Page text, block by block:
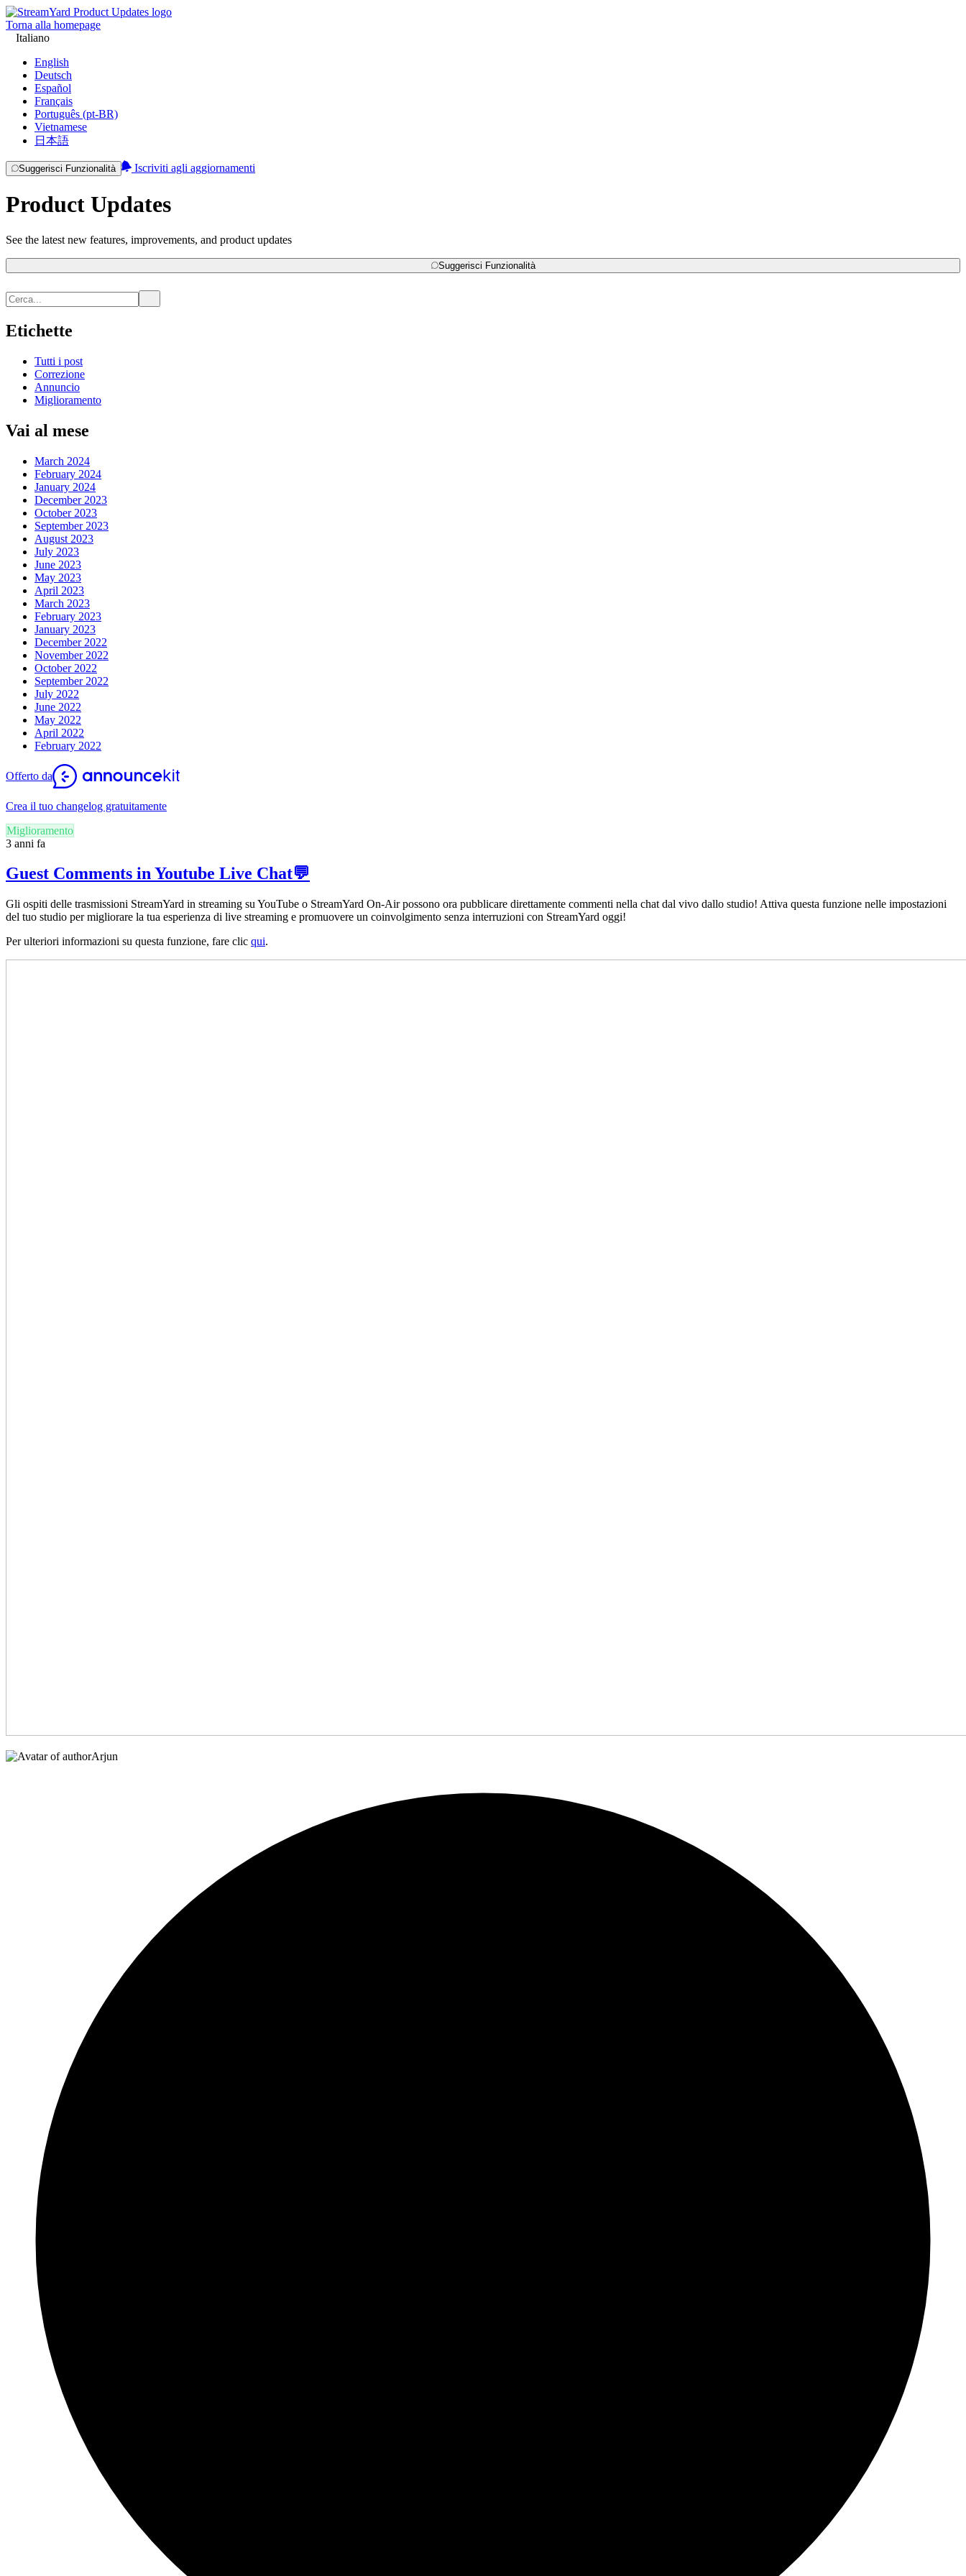
Torna alla homepage
Italiano
English
Deutsch
Español
Français
Português (pt-BR)
Vietnamese
日本語
Suggerisci Funzionalità Iscriviti agli aggiornamenti
Product Updates
See the latest new features, improvements, and product updates
Suggerisci Funzionalità
Etichette
Tutti i post
Correzione
Annuncio
Miglioramento
Vai al mese
March 2024
February 2024
January 2024
December 2023
October 2023
September 2023
August 2023
July 2023
June 2023
May 2023
April 2023
March 2023
February 2023
January 2023
December 2022
November 2022
October 2022
September 2022
July 2022
June 2022
May 2022
April 2022
February 2022
Offerto da
Crea il tuo changelog gratuitamente
Miglioramento
3 anni fa
Guest Comments in Youtube Live Chat💬
Gli ospiti delle trasmissioni StreamYard in streaming su YouTube o StreamYard On-Air possono ora pubblicare direttamente commenti nella chat dal vivo dallo studio! Attiva questa funzione nelle impostazioni
del tuo studio per migliorare la tua esperienza di live streaming e promuovere un coinvolgimento senza interruzioni con StreamYard oggi!
Per ulteriori informazioni su questa funzione, fare clic qui.
Arjun